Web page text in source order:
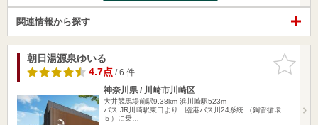
関連情報から探す
お気に入
りに追加
朝日湯源泉ゆいる
4.7点/ 6 件
神奈川県 / 川崎市川崎区
大井競馬場前駅9.38km 浜川崎駅523m
バス JR川崎駅東口より 臨港バス川24系統 （鋼管循環
５）に乗…